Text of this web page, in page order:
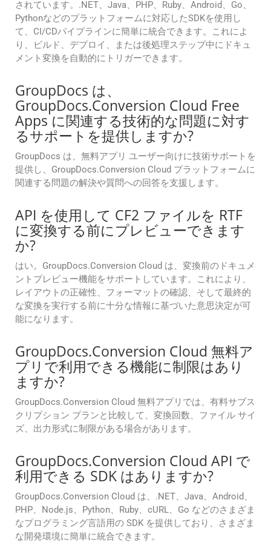
されています。.NET、Java、PHP、Ruby、Android、Go、
Pythonなどのプラットフォームに対応したSDKを使用し
て、CI/CDパイプラインに簡単に統合できます。これによ
り、ビルド、デプロイ、または後処理ステップ中にドキュ
メント変換を自動的にトリガーできます。
GroupDocs は、
GroupDocs.Conversion Cloud Free
Apps に関連する技術的な問題に対す
るサポートを提供しますか?
GroupDocs は、無料アプリ ユーザー向けに技術サポートを
提供し、GroupDocs.Conversion Cloud プラットフォームに
関連する問題の解決や質問への回答を支援します。
API を使用して CF2 ファイルを RTF
に変換する前にプレビューできます
か?
はい。GroupDocs.Conversion Cloud は、変換前のドキュメ
ントプレビュー機能をサポートしています。これにより、
レイアウトの正確性、フォーマットの確認、そして最終的
な変換を実行する前に十分な情報に基づいた意思決定が可
能になります。
GroupDocs.Conversion Cloud 無料ア
プリで利用できる機能に制限はあり
ますか?
GroupDocs.Conversion Cloud 無料アプリでは、有料サブス
クリプション プランと比較して、変換回数、ファイル サイ
ズ、出力形式に制限がある場合があります。
GroupDocs.Conversion Cloud API で
利用できる SDK はありますか?
GroupDocs.Conversion Cloud は、.NET、Java、Android、
PHP、Node.js、Python、Ruby、cURL、Go などのさまざま
なプログラミング言語用の SDK を提供しており、さまざま
な開発環境に簡単に統合できます。